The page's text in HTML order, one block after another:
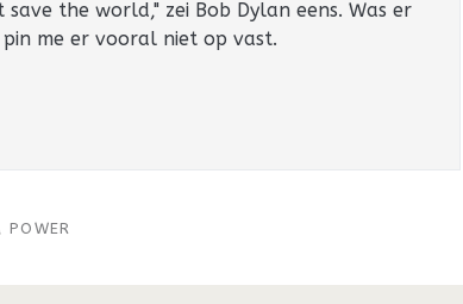
save the world," zei Bob Dylan eens. Was er
pin me er vooral niet op vast.
POWER